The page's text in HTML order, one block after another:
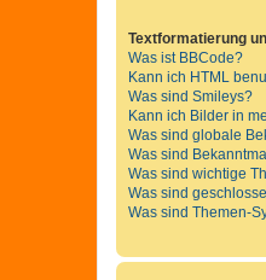
Textformatierung
Was ist BBCode?
Kann ich HTML
Was sind Smileys?
Kann ich Bilder in
Was sind globale
Was sind
Was sind wichtige
Was sind
Was sind Themen-